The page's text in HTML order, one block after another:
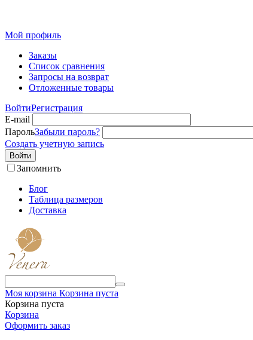
Мой профиль
Заказы
Список сравнения
Запросы на возврат
Отложенные товары
ВойтиРегистрация
E-mail
ПарольЗабыли пароль?
Создать учетную запись
Войти
Запомнить
Блог
Таблица размеров
Доставка
Моя корзина Корзина пуста
Корзина пуста
Корзина
Оформить заказ